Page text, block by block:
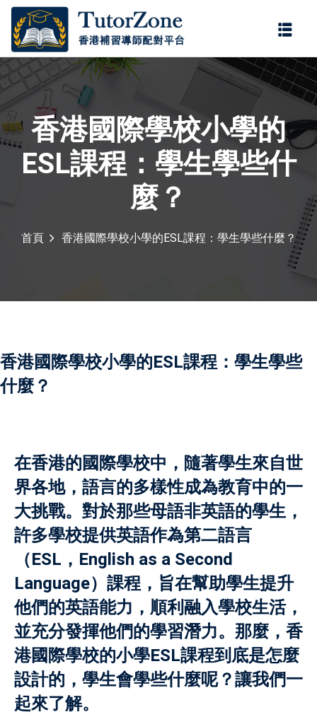
香港國際學校小學的
ESL課程：學生學些什
麼？
首頁 香港國際學校小學的ESL課程：學生學些什麼？
香港國際學校小學的ESL課程：學生學些
什麼？
在香港的國際學校中，隨著學生來自世
界各地，語言的多樣性成為教育中的一
大挑戰。對於那些母語非英語的學生，
許多學校提供英語作為第二語言
（ESL，English as a Second
Language）課程，旨在幫助學生提升
他們的英語能力，順利融入學校生活，
並充分發揮他們的學習潛力。那麼，香
港國際學校的小學ESL課程到底是怎麼
設計的，學生會學些什麼呢？讓我們一
起來了解。
登錄
註冊
記住 我 忘記密碼?